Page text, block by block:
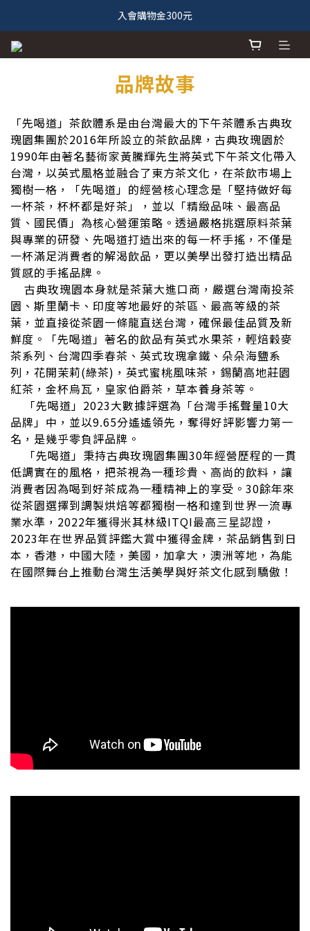
入會購物金300元
品牌故事
「先喝道」茶飲體系是由台灣最大的下午茶體系古典玫
瑰園集團於2016年所設立的茶飲品牌，古典玫瑰園於
1990年由著名藝術家黃騰輝先生將英式下午茶文化帶入
台灣，以英式風格並融合了東方茶文化，在茶飲市場上
獨樹一格，「先喝道」的經營核心理念是「堅持做好每
一杯茶，杯杯都是好茶」，並以「精緻品味、最高品
質、國民價」為核心營運策略。透過嚴格挑選原料茶葉
與專業的研發、先喝道打造出來的每一杯手搖，不僅是
一杯滿足消費者的解渴飲品，更以美學出發打造出精品
質感的手搖品牌。
古典玫瑰園本身就是茶葉大進口商，嚴選台灣南投茶
園、斯里蘭卡、印度等地最好的茶區、最高等級的茶
葉，並直接從茶園一條龍直送台灣，確保最佳品質及新
鮮度。「先喝道」著名的飲品有英式水果茶，輕焙穀麥
茶系列、台灣四季春茶、英式玫瑰拿鐵、朵朵海鹽系
列，花開茉莉(綠茶)，英式蜜桃風味茶，錫蘭高地莊園
紅茶，金杯烏瓦，皇家伯爵茶，草本養身茶等。
「先喝道」2023大數據評選為「台灣手搖聲量10大
品牌」中，並以9.65分遙遙領先，奪得好評影響力第一
名，是幾乎零負評品牌。
「先喝道」秉持古典玫瑰園集團30年經營歷程的一貫
低調實在的風格，把茶視為一種珍貴、高尚的飲料，讓
消費者因為喝到好茶成為一種精神上的享受。30餘年來
從茶園選擇到調製烘焙等都獨樹一格和達到世界一流專
業水準，2022年獲得米其林級ITQI最高三星認證，
2023年在世界品質評鑑大賞中獲得金牌，茶品銷售到日
本，香港，中國大陸，美國，加拿大，澳洲等地，為能
在國際舞台上推動台灣生活美學與好茶文化感到驕傲！